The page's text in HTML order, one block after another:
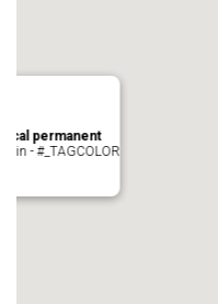
permanent
- #_TAGCOLOR